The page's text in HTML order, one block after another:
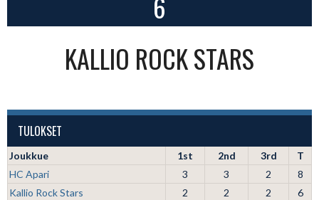
KALLIO ROCK STARS
TULOKSET
Joukkue 1st 2nd 3rd
T
HC Apari
3 3 2
8
Kallio Rock Stars
2 2 2 6